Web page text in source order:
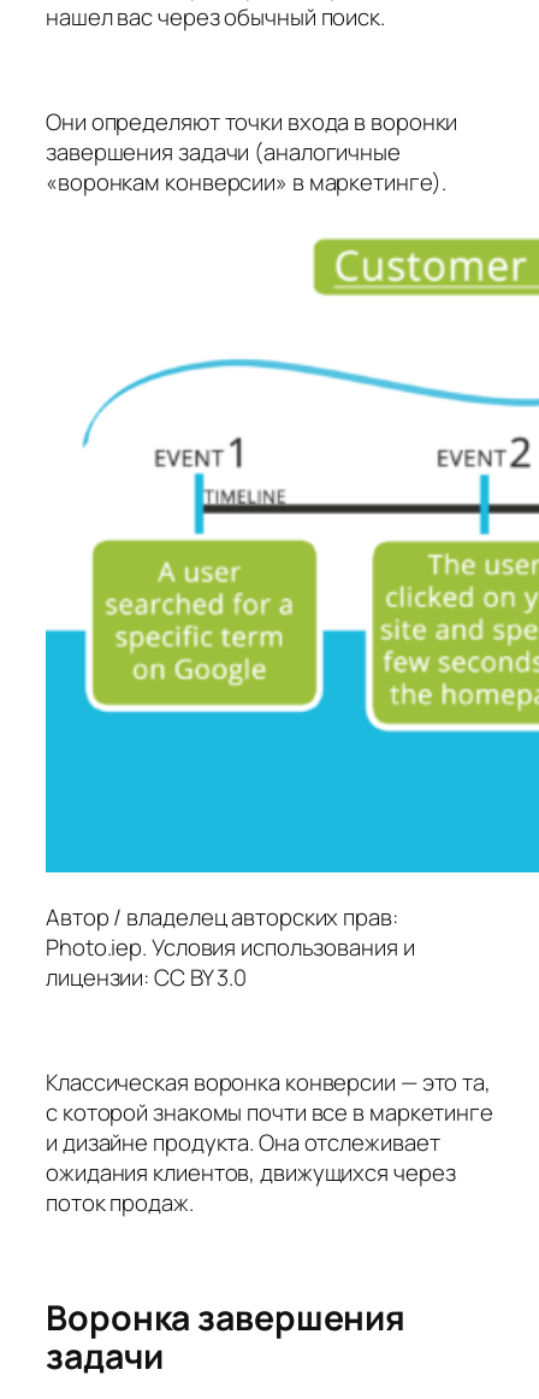
нашел вас через обычный поиск.
Они определяют точки входа в воронки
завершения задачи (аналогичные
«воронкам конверсии» в маркетинге).
Автор / владелец авторских прав:
Photo.iep. Условия использования и
лицензии: CC BY 3.0
Классическая воронка конверсии — это та,
с которой знакомы почти все в маркетинге
и дизайне продукта. Она отслеживает
ожидания клиентов, движущихся через
поток продаж.
Воронка завершения
задачи